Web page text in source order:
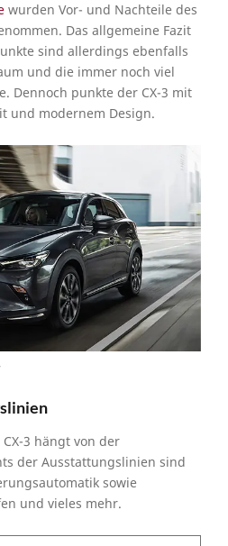
wurden Vor- und Nachteile des
Das allgemeine Fazit
sind allerdings ebenfalls
und die immer noch viel
Dennoch punkte der CX-3 mit
und modernem Design.
3 hängt von der
der Ausstattungslinien sind
sowie
und vieles mehr.